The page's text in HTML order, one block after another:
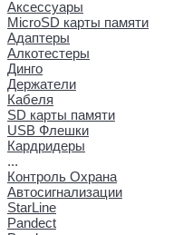
Аксессуары
MicroSD карты памяти
Адаптеры
Алкотестеры
Динго
Держатели
Кабеля
SD карты памяти
USB Флешки
Кардридеры
...
Контроль Охрана
Автосигнализации
StarLine
Pandect